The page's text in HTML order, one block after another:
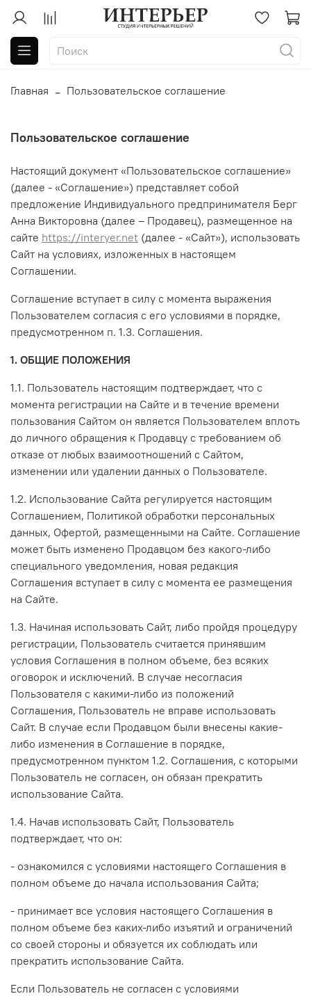
Главная Пользовательское соглашение
Пользовательское соглашение
Настоящий документ «Пользовательское соглашение»
(далее - «Соглашение») представляет собой
предложение Индивидуального предпринимателя Берг
Анна Викторовна (далее – Продавец), размещенное на
сайте https://interyer.net (далее - «Сайт»), использовать
Сайт на условиях, изложенных в настоящем
Соглашении.
Соглашение вступает в силу с момента выражения
Пользователем согласия с его условиями в порядке,
предусмотренном п. 1.3. Соглашения.
1. ОБЩИЕ ПОЛОЖЕНИЯ
1.1. Пользователь настоящим подтверждает, что с
момента регистрации на Сайте и в течение времени
пользования Сайтом он является Пользователем вплоть
до личного обращения к Продавцу с требованием об
отказе от любых взаимоотношений с Сайтом,
изменении или удалении данных о Пользователе.
1.2. Использование Сайта регулируется настоящим
Соглашением, Политикой обработки персональных
данных, Офертой, размещенными на Сайте. Соглашение
может быть изменено Продавцом без какого-либо
специального уведомления, новая редакция
Соглашения вступает в силу с момента ее размещения
на Сайте.
1.3. Начиная использовать Сайт, либо пройдя процедуру
регистрации, Пользователь считается принявшим
условия Соглашения в полном объеме, без всяких
оговорок и исключений. В случае несогласия
Пользователя с какими-либо из положений
Соглашения, Пользователь не вправе использовать
Сайт. В случае если Продавцом были внесены какие-
либо изменения в Соглашение в порядке,
предусмотренном пунктом 1.2. Соглашения, с которыми
Пользователь не согласен, он обязан прекратить
использование Сайта.
1.4. Начав использовать Сайт, Пользователь
подтверждает, что он:
- ознакомился с условиями настоящего Соглашения в
полном объеме до начала использования Сайта;
- принимает все условия настоящего Соглашения в
полном объеме без каких-либо изъятий и ограничений
со своей стороны и обязуется их соблюдать или
прекратить использование Сайта.
Если Пользователь не согласен с условиями